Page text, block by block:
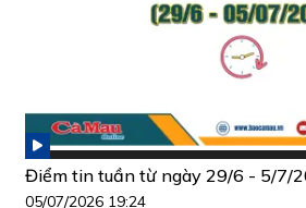
Điểm tin tuần từ ngày 29/6 - 5/7/
05/07/2026 19:24